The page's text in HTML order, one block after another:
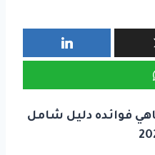
فوائده دليل شامل